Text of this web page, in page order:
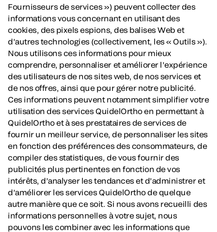
Fournisseurs de services ») peuvent collecter des
informations vous concernant en utilisant des
cookies, des pixels espions, des balises Web et
d’autres technologies (collectivement, les « Outils »).
Nous utilisons ces informations pour mieux
comprendre, personnaliser et améliorer l’expérience
des utilisateurs de nos sites web, de nos services et
de nos offres, ainsi que pour gérer notre publicité.
Ces informations peuvent notamment simplifier votre
utilisation des services QuidelOrtho en permettant à
QuidelOrtho et à ses prestataires de services de
fournir un meilleur service, de personnaliser les sites
en fonction des préférences des consommateurs, de
compiler des statistiques, de vous fournir des
publicités plus pertinentes en fonction de vos
intérêts, d’analyser les tendances et d’administrer et
d’améliorer les services QuidelOrtho de quelque
autre manière que ce soit. Si nous avons recueilli des
informations personnelles à votre sujet, nous
pouvons les combiner avec les informations que